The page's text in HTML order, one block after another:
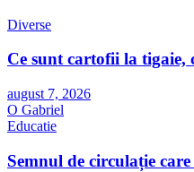
Diverse
Ce sunt cartofii la tigaie,
august 7, 2026
O Gabriel
Educatie
Semnul de circulație